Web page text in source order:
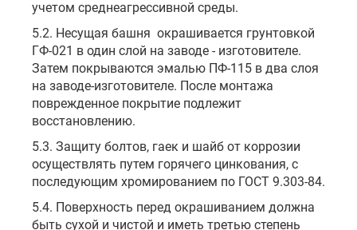
учетом среднеагрессивной среды.
5.2. Несущая башня окрашивается грунтовкой
ГФ-021 в один слой на заводе - изготовителе.
Затем покрываются эмалью ПФ-115 в два слоя
на заводе-изготовителе. После монтажа
поврежденное покрытие подлежит
восстановлению.
5.3. Защиту болтов, гаек и шайб от коррозии
осуществлять путем горячего цинкования, с
последующим хромированием по ГОСТ 9.303-84.
5.4. Поверхность перед окрашиванием должна
быть сухой и чистой и иметь третью степень